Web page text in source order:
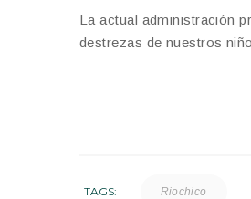
La actual administración
destrezas de nuestros
TAGS: Riochico